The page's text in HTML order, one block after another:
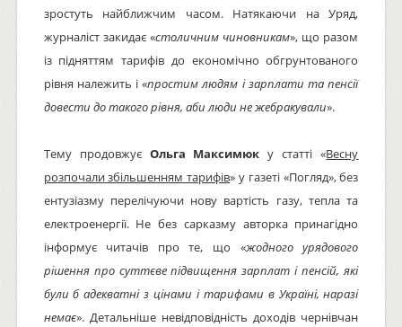
зростуть найближчим часом. Натякаючи на Уряд,
журналіст закидає «столичним чиновникам», що разом
із підняттям тарифів до економічно обгрунтованого
рівня належить і «простим людям і зарплати та пенсії
довести до такого рівня, аби люди не жебракували».
Тему продовжує Ольга Максимюк у статті «Весну
розпочали збільшенням тарифів» у газеті «Погляд», без
ентузіазму перелічуючи нову вартість газу, тепла та
електроенергії. Не без сарказму авторка принагідно
інформує читачів про те, що «жодного урядового
рішення про суттєве підвищення зарплат і пенсій, які
були б адекватні з цінами і тарифами в Україні, наразі
немає». Детальніше невідповідність доходів чернівчан